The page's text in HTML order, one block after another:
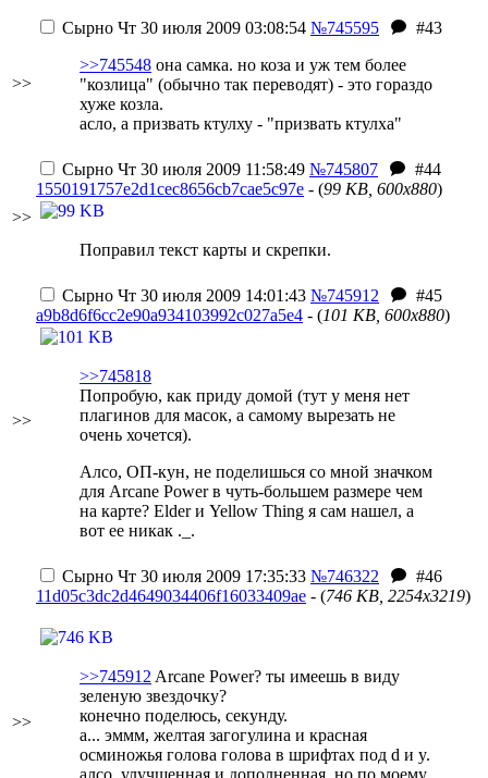
>>
Сырно Чт 30 июля 2009 03:08:54 №745595
#43
>>745548 она самка. но коза и уж тем более
"козлица" (обычно так переводят) - это гораздо
хуже козла.
асло, а призвать ктулху - "призвать ктулха"
>>
Сырно Чт 30 июля 2009 11:58:49 №745807
#44
1550191757e2d1cec8656cb7cae5c97e - (99 KB, 600x880)
Поправил текст карты и скрепки.
>>
Сырно Чт 30 июля 2009 14:01:43 №745912
#45
a9b8d6f6cc2e90a934103992c027a5e4 - (101 KB, 600x880)
>>745818
Попробую, как приду домой (тут у меня нет
плагинов для масок, а самому вырезать не
очень хочется).
Алсо, ОП-кун, не поделишься со мной значком
для Arcane Power в чуть-большем размере чем
на карте? Elder и Yellow Thing я сам нашел, а
вот ее никак ._.
>>
Сырно Чт 30 июля 2009 17:35:33 №746322
#46
11d05c3dc2d4649034406f16033409ae - (746 KB, 2254x3219)
>>745912 Arcane Power? ты имеешь в виду
зеленую звездочку?
конечно поделюсь, секунду.
а... эммм, желтая загогулина и красная
осминожья голова голова в шрифтах под d и y.
алсо, улучшенная и дополненная, но по моему